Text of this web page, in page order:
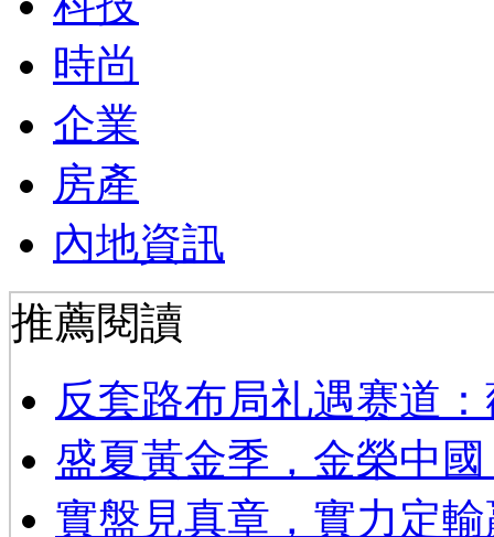
時尚
企業
房產
內地資訊
推薦閱讀
反套路布局礼遇赛道
盛夏黃金季，金榮中
實盤見真章，實力定